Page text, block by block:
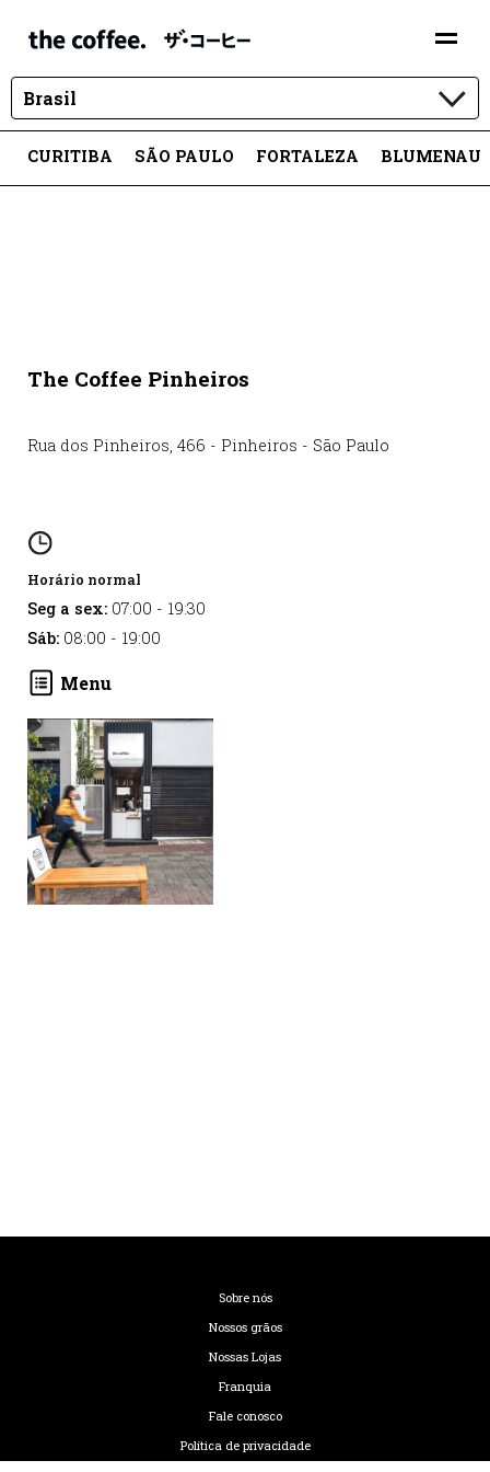
Brasil
CURITIBA SÃO PAULO FORTALEZA BLUMENAU
The Coffee Pinheiros
Rua dos Pinheiros, 466 - Pinheiros - São Paulo
Horário normal
Seg a sex: 07:00 - 19:30
Sáb: 08:00 - 19:00
Menu
Sobre nós
Nossos grãos
Nossas Lojas
Franquia
Fale conosco
Política de privacidade